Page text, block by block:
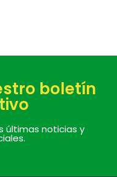
boletín
últimas noticias y